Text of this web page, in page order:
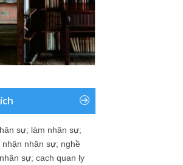
sự; làm nhân sự;
nhận nhân sự; nghề
sự; cach quan ly